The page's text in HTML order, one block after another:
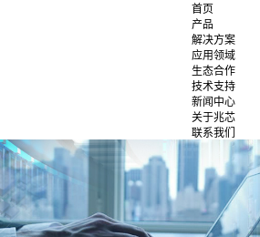
首页
产品
解决方案
应用领域
生态合作
技术支持
新闻中心
关于兆芯
联系我们